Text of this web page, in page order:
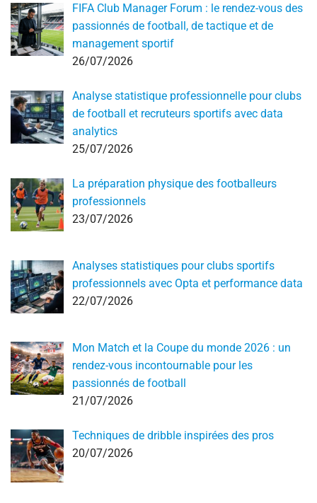
FIFA Club Manager Forum : le rendez-vous des
passionnés de football, de tactique et de
management sportif
26/07/2026
Analyse statistique professionnelle pour clubs
de football et recruteurs sportifs avec data
analytics
25/07/2026
La préparation physique des footballeurs
professionnels
23/07/2026
Analyses statistiques pour clubs sportifs
professionnels avec Opta et performance data
22/07/2026
Mon Match et la Coupe du monde 2026 : un
rendez-vous incontournable pour les
passionnés de football
21/07/2026
Techniques de dribble inspirées des pros
20/07/2026